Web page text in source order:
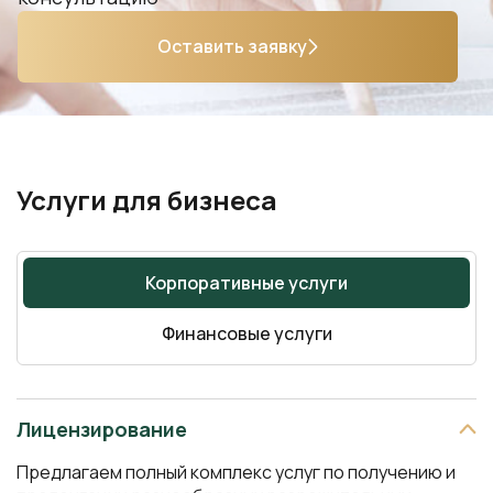
Оставить заявку
Услуги для бизнеса
Корпоративные услуги
Финансовые услуги
Лицензирование
Предлагаем полный комплекс услуг по получению и